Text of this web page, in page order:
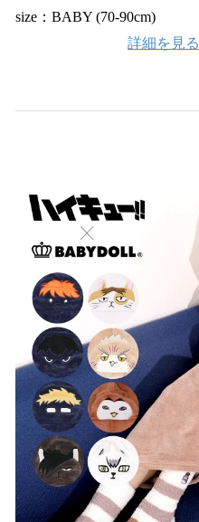
size：BABY (70-90cm)
詳細を見る